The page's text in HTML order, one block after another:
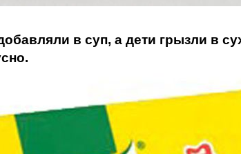
в суп, а дети грызли в